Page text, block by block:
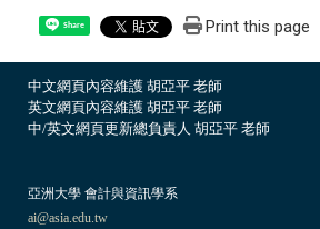
Share Print this page
中文網頁內容維護 胡亞平 老師
英文網頁內容維護 胡亞平 老師
中/英文網頁更新總負責人 胡亞平 老師
亞洲大學 會計與資訊學系
ai@asia.edu.tw